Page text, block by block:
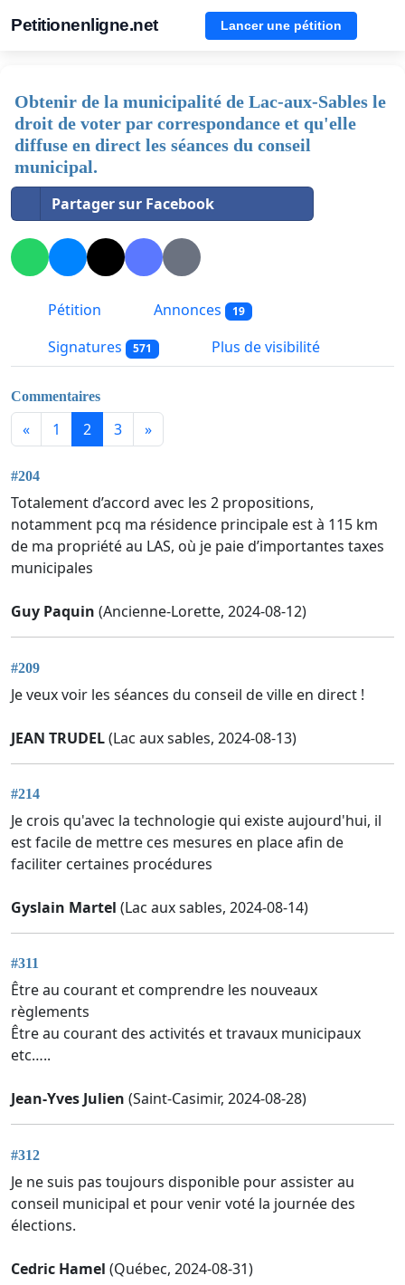
Petitionenligne.net Lancer une pétition
Obtenir de la municipalité de Lac-aux-Sables le
droit de voter par correspondance et qu'elle
diffuse en direct les séances du conseil
municipal.
Partager sur Facebook
Pétition Annonces 19
Signatures 571 Plus de visibilité
Commentaires
« 1 2 3 »
#204
Totalement d’accord avec les 2 propositions,
notamment pcq ma résidence principale est à 115 km
de ma propriété au LAS, où je paie d’importantes taxes
municipales
Guy Paquin (Ancienne-Lorette, 2024-08-12)
#209
Je veux voir les séances du conseil de ville en direct !
JEAN TRUDEL(Lac aux sables, 2024-08-13)
#214
Je crois qu'avec la technologie qui existe aujourd'hui, il
est facile de mettre ces mesures en place afin de
faciliter certaines procédures
Gyslain Martel (Lac aux sables, 2024-08-14)
#311
Être au courant et comprendre les nouveaux
règlements
Être au courant des activités et travaux municipaux
etc…..
Jean-Yves Julien (Saint-Casimir, 2024-08-28)
#312
Je ne suis pas toujours disponible pour assister au
conseil municipal et pour venir voté la journée des
élections.
Cedric Hamel (Québec, 2024-08-31)